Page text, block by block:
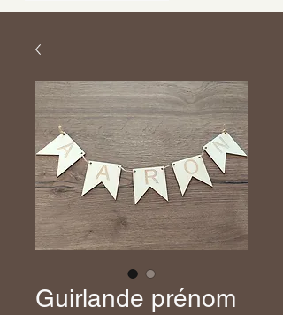
Guirlande prénom